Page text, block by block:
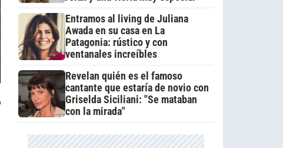
Entramos al living de Juliana
Awada en su casa en La
Patagonia: rústico y con
ventanales increíbles
Revelan quién es el famoso
cantante que estaría de novio con
Griselda Siciliani: "Se mataban
con la mirada"